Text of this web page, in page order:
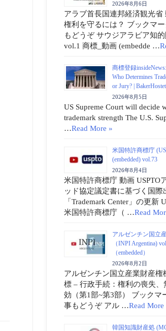
2026年8月6日
アラブ首長国連邦経済観光省
権利を守るには？ ブックマ
もどうぞ サウジアラビア知
vol.1 商標_動画 (embedde …
商標登録
Who Determines
or Jury? |
2026年8月5日
US Supreme Court will decide
trademark strength The U.S.
…Read More »
米国特許商標庁
(embedded) vol.73
2026年8月4日
米国特許商標庁 動画 USPTO
ッド協定議定書に基づく国際
「Trademark Center」の更新
米国特許商標庁（ …Read
アルゼンチン国立
（INPI Argentina)
（embedded）
2026年8月2日
アルゼンチン国立産業財産権
標 – 行政手続：権利の喪失、
効（第1部~第3部） ブックマ
事もどうぞ アル …Read More
韓国知識財産処